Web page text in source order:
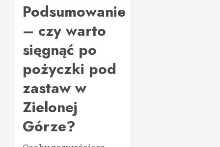
Podsumowanie
– czy warto
sięgnąć po
pożyczki pod
zastaw w
Zielonej
Górze?